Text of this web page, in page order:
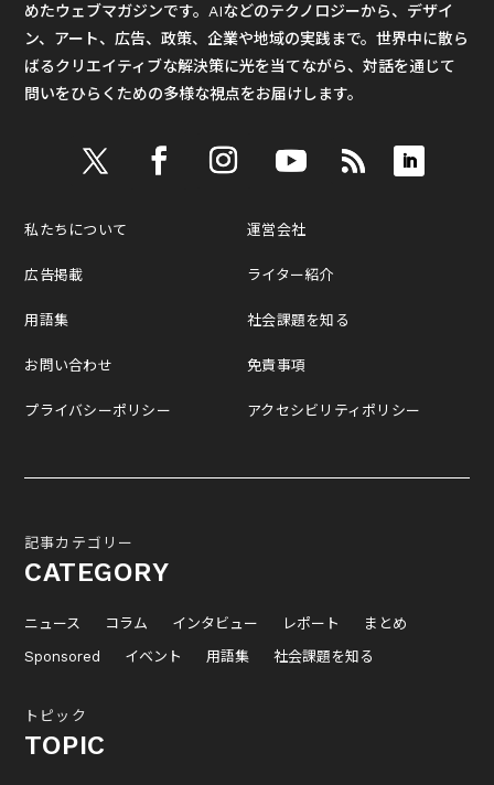
めたウェブマガジンです。AIなどのテクノロジーから、デザイ
ン、アート、広告、政策、企業や地域の実践まで。世界中に散ら
ばるクリエイティブな解決策に光を当てながら、対話を通じて
問いをひらくための多様な視点をお届けします。
私たちについて
広告掲載
用語集
お問い合わせ
プライバシーポリシー
運営会社
ライター紹介
社会課題を知る
免責事項
アクセシビリティポリシー
記事カテゴリー
CATEGORY
ニュース コラム インタビュー レポート
まとめ
Sponsored
イベント 用語集 社会課題を知る
トピック
TOPIC